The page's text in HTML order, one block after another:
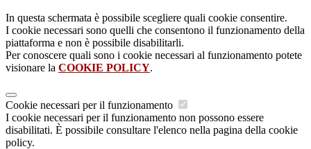
In questa schermata è possibile scegliere quali cookie consentire.
I cookie necessari sono quelli che consentono il funzionamento della
piattaforma e non è possibile disabilitarli.
Per conoscere quali sono i cookie necessari al funzionamento potete
visionare la COOKIE POLICY.
Cookie necessari per il funzionamento
I cookie necessari per il funzionamento non possono essere
disabilitati. È possibile consultare l'elenco nella pagina della cookie
policy.